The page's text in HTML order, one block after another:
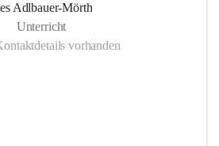
Adlbauer-Mörth
Unterricht
vorhanden